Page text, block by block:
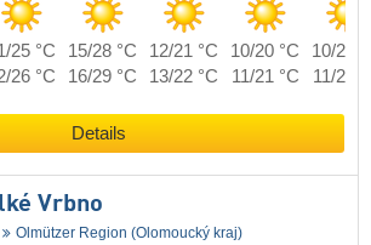
25 °C 15/28 °C 12/21 °C 10/20 °C
10/21
26 °C 16/29 °C 13/22 °C 11/21 °C 11/22
Details
Vrbno
Olmützer Region (Olomoucký kraj)